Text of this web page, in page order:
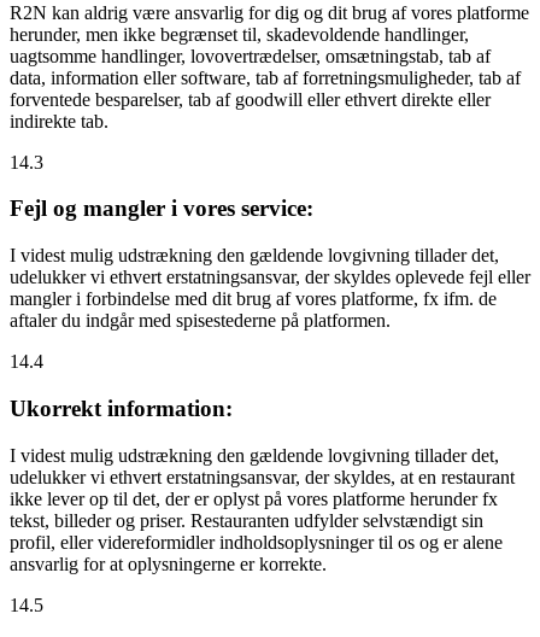
R2N kan aldrig være ansvarlig for dig og dit brug af vores platforme
herunder, men ikke begrænset til, skadevoldende handlinger,
uagtsomme handlinger, lovovertrædelser, omsætningstab, tab af
data, information eller software, tab af forretningsmuligheder, tab af
forventede besparelser, tab af goodwill eller ethvert direkte eller
indirekte tab.
14.3
Fejl og mangler i vores service:
I videst mulig udstrækning den gældende lovgivning tillader det,
udelukker vi ethvert erstatningsansvar, der skyldes oplevede fejl eller
mangler i forbindelse med dit brug af vores platforme, fx ifm. de
aftaler du indgår med spisestederne på platformen.
14.4
Ukorrekt information:
I videst mulig udstrækning den gældende lovgivning tillader det,
udelukker vi ethvert erstatningsansvar, der skyldes, at en restaurant
ikke lever op til det, der er oplyst på vores platforme herunder fx
tekst, billeder og priser. Restauranten udfylder selvstændigt sin
profil, eller videreformidler indholdsoplysninger til os og er alene
ansvarlig for at oplysningerne er korrekte.
14.5